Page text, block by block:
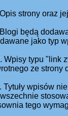
strony oraz
będą
jako typ
Wpisy typu "link
ze strony
Tytuły wpisów
tego